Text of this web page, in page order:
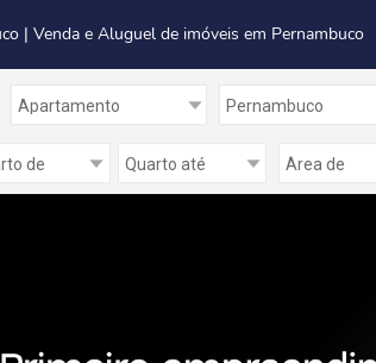
| Venda e Aluguel de imóveis em Pernambuco